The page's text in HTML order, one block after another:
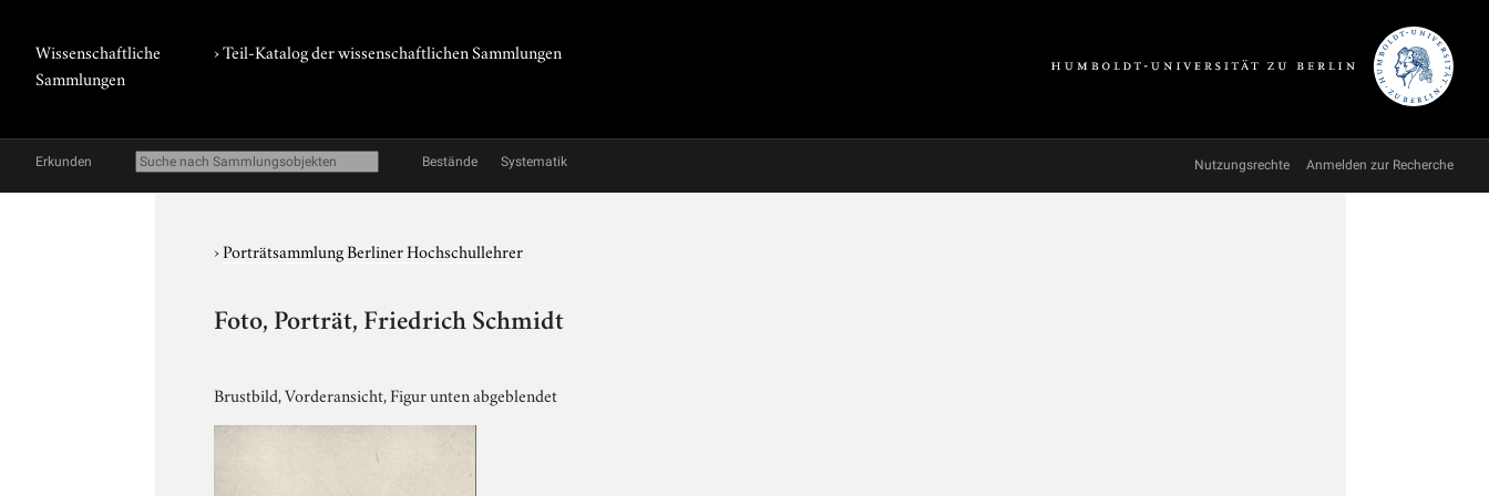
Wissenschaftliche
Sammlungen
› Teil-Katalog der wissenschaftlichen Sammlungen
Erkunden Bestände Systematik Nutzungsrechte Anmelden zur Recherche
›Porträtsammlung Berliner Hochschullehrer
Foto, Porträt, Friedrich Schmidt
Brustbild, Vorderansicht, Figur unten abgeblendet